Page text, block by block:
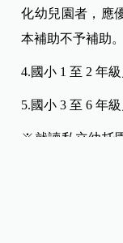
化幼兒園者，應
本補助不予補助
4.國小 1 至 2 年
5.國小 3 至 6 年
※就讀私立幼托